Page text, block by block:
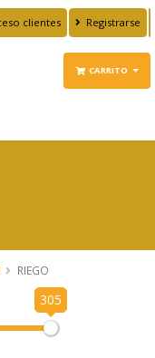
clientes Registrarse
CARRITO
RIEGO
305